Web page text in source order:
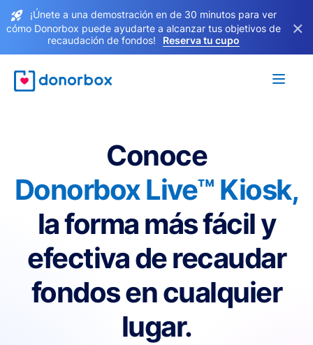
¡Únete a una demostración en de 30 minutos para ver
cómo Donorbox puede ayudarte a alcanzar tus objetivos de
recaudación de fondos!
Reserva tu cupo
×
Conoce
Donorbox Live™ Kiosk,
la forma más fácil y
efectiva de recaudar
fondos en cualquier
lugar.